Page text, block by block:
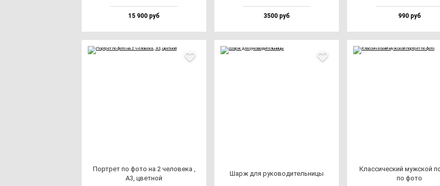
15 900 руб 3500 руб 990 руб
Пор­трет по фо­то на 2 че­ло­ве­ка ,
А3, цвет­ной
Шарж для ру­ко­во­ди­тель­ни­цы
Клас­си­чес­кий муж­ской
по фо­то